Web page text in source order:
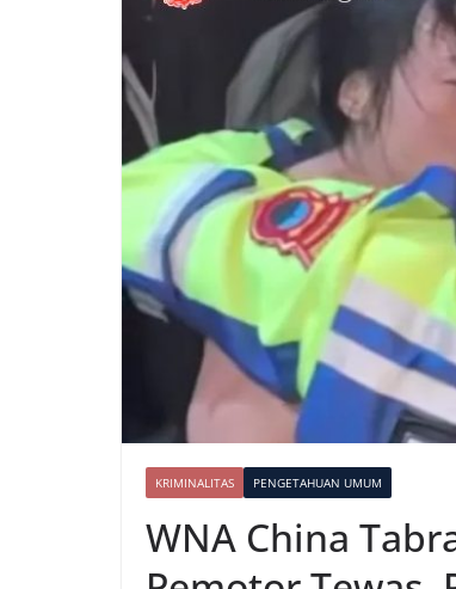
KRIMINALITAS PENGETAHUAN UMUM
WNA China